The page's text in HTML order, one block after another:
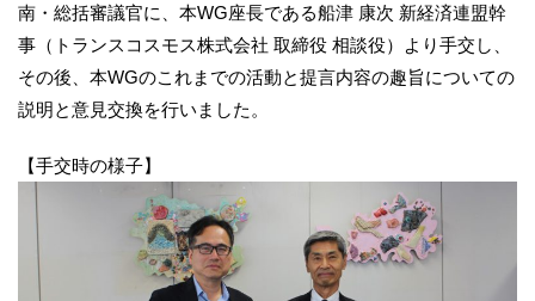
南・総括審議官に、本WG座長である船津 康次 新経済連盟幹
事（トランスコスモス株式会社 取締役 相談役）より手交し、
その後、本WGのこれまでの活動と提言内容の趣旨についての
説明と意見交換を行いました。
【手交時の様子】